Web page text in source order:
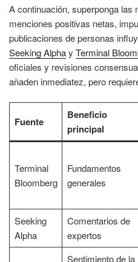
A continuación, superponga las
menciones positivas netas,
publicaciones de personas
Seeking Alphay Terminal
oficiales y revisiones
añaden inmediatez, pero
Fuente
Beneficio
principal
Terminal
Bloomberg
Fundamentos
generales
Seeking
Alpha
Comentarios de
expertos
Sentimiento de la